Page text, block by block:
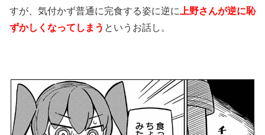
すが、気付かず普通に完食する姿に逆に
上野さんが逆に恥
ずかしくなってしまう というお話し。